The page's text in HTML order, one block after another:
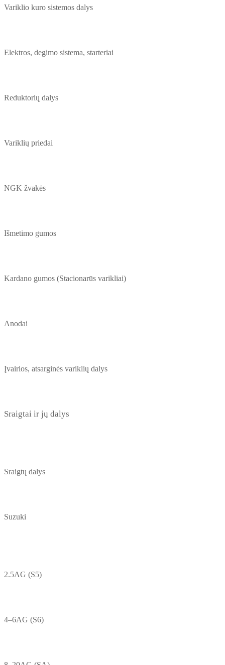
Variklio kuro sistemos dalys
Elektros, degimo sistema, starteriai
Reduktorių dalys
Variklių priedai
NGK žvakės
Išmetimo gumos
Kardano gumos (Stacionarūs varikliai)
Anodai
Įvairios, atsarginės variklių dalys
Sraigtai ir jų dalys
Sraigtų dalys
Suzuki
2.5AG (S5)
4–6AG (S6)